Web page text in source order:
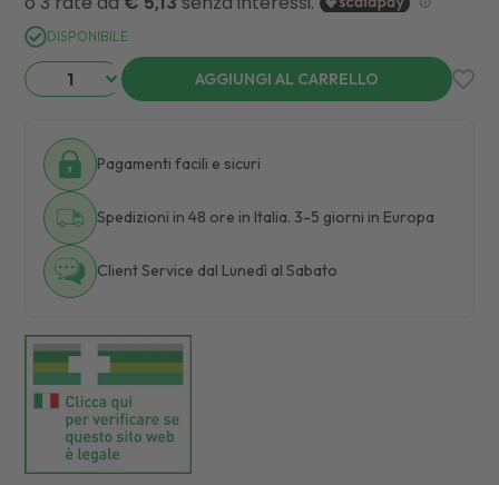
DISPONIBILE
AGGIUNGI AL CARRELLO
Pagamenti facili e sicuri
Spedizioni in 48 ore in Italia. 3-5 giorni in Europa
Client Service dal Lunedì al Sabato